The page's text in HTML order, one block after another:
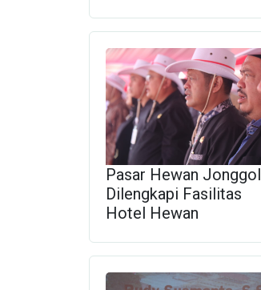
Pasar Hewan Jonggol
Dilengkapi Fasilitas
Hotel Hewan